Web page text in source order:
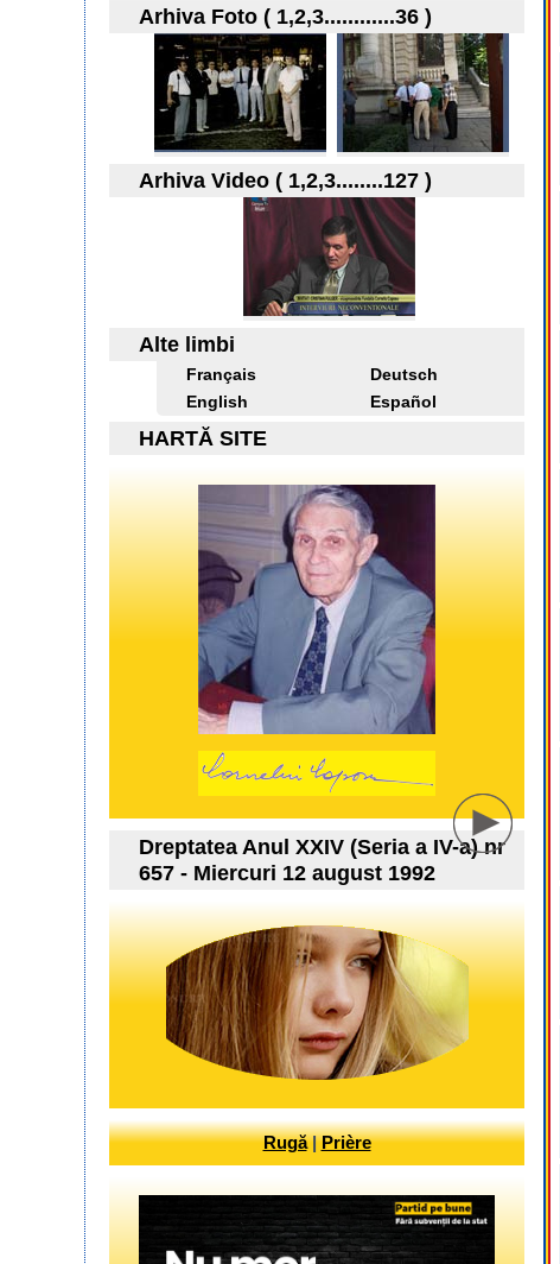
Arhiva Foto ( 1,2,3............36 )
Arhiva Video ( 1,2,3........127 )
Alte limbi
Français
Deutsch
English
Español
HARTĂ SITE
Dreptatea Anul XXIV (Seria a IV-a) nr
657 - Miercuri 12 august 1992
Rugă|Prière